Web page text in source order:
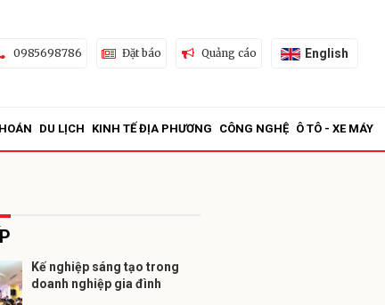
0985698786 Đặt báo Quảng cáo English
DU LỊCH KINH TẾ ĐỊA PHƯƠNG CÔNG NGHỆ Ô TÔ - XE MÁY
Kế nghiệp sáng tạo trong
doanh nghiệp gia đình